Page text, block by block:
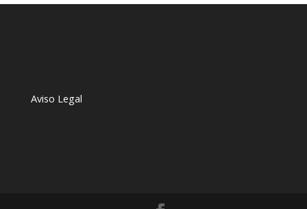
Aviso Legal